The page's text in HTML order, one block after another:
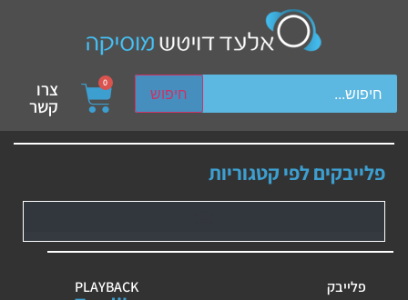
חיפוש
device users, explore by touch or with swipe gestures.
0 צרו
קשר
פלייבקים לפי קטגוריות
פלייבק PLAYBACK